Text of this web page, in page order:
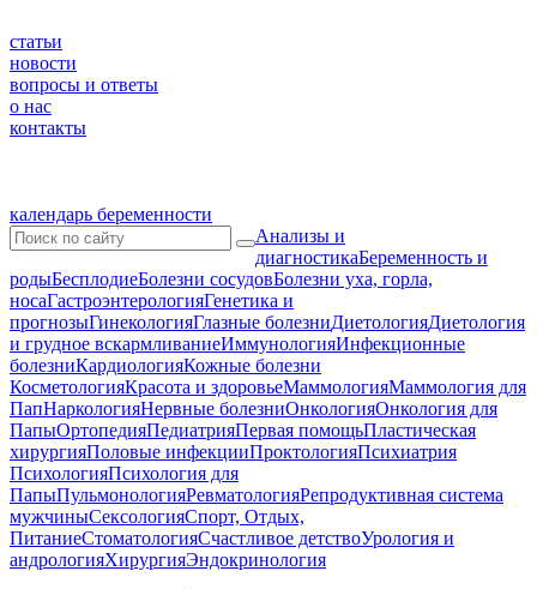
статьи
новости
вопросы и ответы
о нас
контакты
календарь беременности
Анализы и
диагностикаБеременность и
родыБесплодиеБолезни сосудовБолезни уха, горла,
носаГастроэнтерологияГенетика и
прогнозыГинекологияГлазные болезниДиетологияДиетология
и грудное вскармливаниеИммунологияИнфекционные
болезниКардиологияКожные болезни
КосметологияКрасота и здоровьеМаммологияМаммология для
ПапНаркологияНервные болезниОнкологияОнкология для
ПапыОртопедияПедиатрияПервая помощьПластическая
хирургияПоловые инфекцииПроктологияПсихиатрия
ПсихологияПсихология для
ПапыПульмонологияРевматологияРепродуктивная система
мужчиныСексологияСпорт, Отдых,
ПитаниеСтоматологияСчастливое детствоУрология и
андрологияХирургияЭндокринология